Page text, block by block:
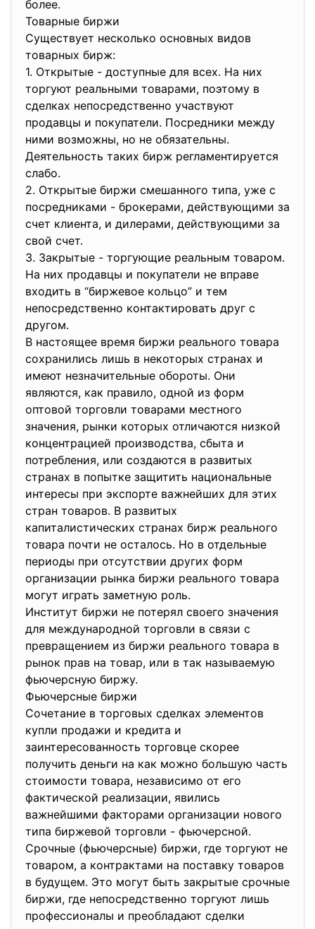
более.
Товарные биржи
Существует несколько основных видов
товарных бирж:
1. Открытые - доступные для всех. На них
торгуют реальными товарами, поэтому в
сделках непосредственно участвуют
продавцы и покупатели. Посредники между
ними возможны, но не обязательны.
Деятельность таких бирж регламентируется
слабо.
2. Открытые биржи смешанного типа, уже с
посредниками - брокерами, действующими за
счет клиента, и дилерами, действующими за
свой счет.
3. Закрытые - торгующие реальным товаром.
На них продавцы и покупатели не вправе
входить в “биржевое кольцо” и тем
непосредственно контактировать друг с
другом.
В настоящее время биржи реального товара
сохранились лишь в некоторых странах и
имеют незначительные обороты. Они
являются, как правило, одной из форм
оптовой торговли товарами местного
значения, рынки которых отличаются низкой
концентрацией производства, сбыта и
потребления, или создаются в развитых
странах в попытке защитить национальные
интересы при экспорте важнейших для этих
стран товаров. В развитых
капиталистических странах бирж реального
товара почти не осталось. Но в отдельные
периоды при отсутствии других форм
организации рынка биржи реального товара
могут играть заметную роль.
Институт биржи не потерял своего значения
для международной торговли в связи с
превращением из биржи реального товара в
рынок прав на товар, или в так называемую
фьючерсную биржу.
Фьючерсные биржи
Сочетание в торговых сделках элементов
купли продажи и кредита и
заинтересованность торговце скорее
получить деньги на как можно большую часть
стоимости товара, независимо от его
фактической реализации, явились
важнейшими факторами организации нового
типа биржевой торговли - фьючерсной.
Срочные (фьючерсные) биржи, где торгуют не
товаром, а контрактами на поставку товаров
в будущем. Это могут быть закрытые срочные
биржи, где непосредственно торгуют лишь
профессионалы и преобладают сделки